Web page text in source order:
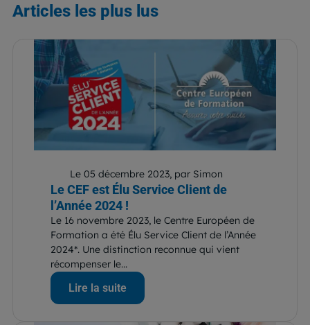
Articles les plus lus
Le 05 décembre 2023, par Simon
Le CEF est Élu Service Client de
l’Année 2024 !
Le 16 novembre 2023, le Centre Européen de
Formation a été Élu Service Client de l’Année
2024*. Une distinction reconnue qui vient
récompenser le...
Lire la suite